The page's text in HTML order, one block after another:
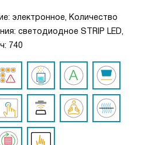
электронное, Количество
светодиодное STRIP LED,
740